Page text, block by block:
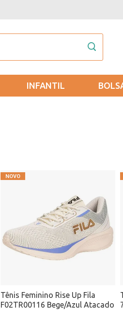
INFANTIL
Tênis Feminino Rise Up Fila
F02TR00116 Bege/Azul Atacado